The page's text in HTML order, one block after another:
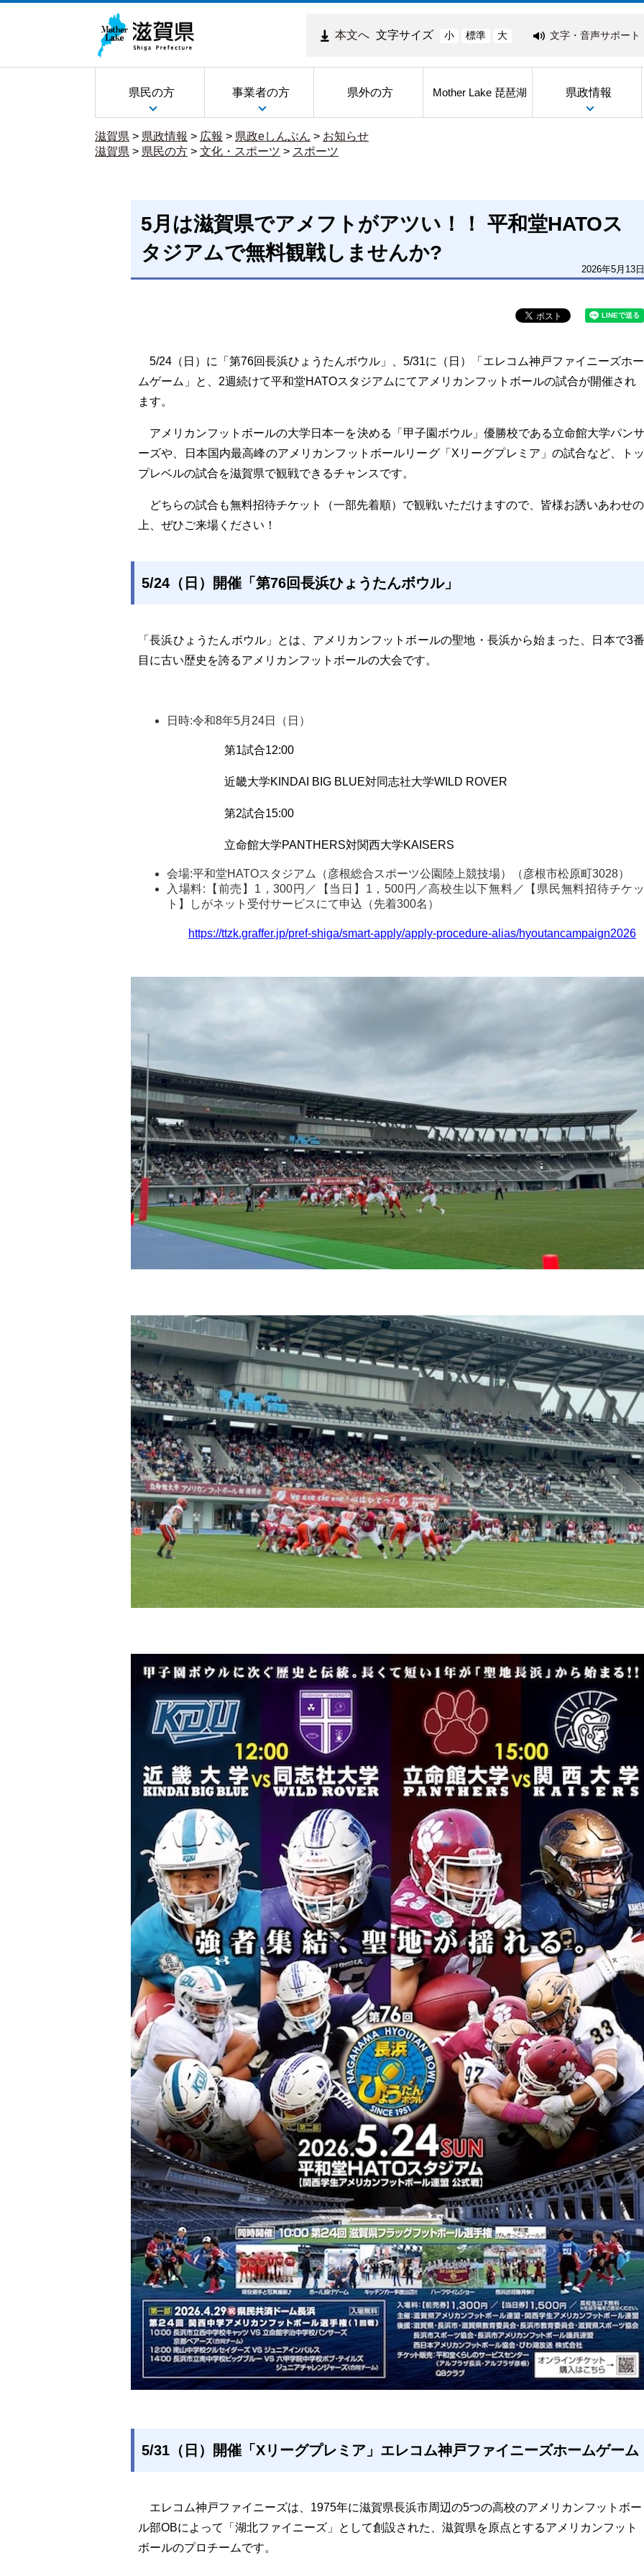
本文へ 文字サイズ 小 標準 大 文字・音声サポート
県民の方 事業者の方 県外の方 Mother Lake 琵琶湖 県政情報
滋賀県 > 県政情報 > 広報 > 県政eしんぶん > お知らせ
滋賀県 > 県民の方 > 文化・スポーツ > スポーツ
5月は滋賀県でアメフトがアツい！！ 平和堂HATOス
タジアムで無料観戦しませんか?
2026年5月13
5/24 （日）に「第76回長浜ひょうたんボウル」、5/31に（日）「エレコム神戸ファイニーズホー
ムゲーム」と、2週続けて平和堂HATOスタジアムにてアメリカンフットボールの試合が開催され
ます。
アメリカンフットボールの大学日本一を決める「甲子園ボウル」優勝校である立命館大学パン
ーズや、日本国内最高峰のアメリカンフットボールリーグ「Xリーグプレミア」の試合など、ト
プレベルの試合を滋賀県で観戦できるチャンスです。
どちらの試合も無料招待チケット（一部先着順）で観戦いただけますので、皆様お誘いあわせの
上、ぜひご来場ください！
5/24（日）開催「第76回長浜ひょうたんボウル」
「長浜ひょうたんボウル」とは、アメリカンフットボールの聖地・長浜から始まった、日本で3
目に古い歴史を誇るアメリカンフットボールの大会です。
日時:令和8年5月24日（日）
第1試合12:00
近畿大学KINDAI BIG BLUE対同志社大学WILD ROVER
第2試合15:00
立命館大学PANTHERS対関西大学KAISERS
会場:平和堂HATOスタジアム（彦根総合スポーツ公園陸上競技場） （ 彦根市松原町3028）
入場料:【前売】1，300円／【当日】1，500円／高校生以下無料 ／
【県民無料招待チケ
ト】しがネット受付サービスにて申込（先着300名）
https://ttzk.graffer.jp/pref-shiga/smart-apply/apply-procedure-alias/hyoutancampaign2026
5/31（日）開催「Xリーグプレミア」エレコム神戸ファイニーズホームゲーム
エレコム神戸ファイニーズは、1975年に滋賀県長浜市周辺の5つの高校のアメリカンフットボー
ル部OBによって「湖北ファイニーズ」として創設された、滋賀県を原点とするアメリカンフット
ボールのプロチームです。